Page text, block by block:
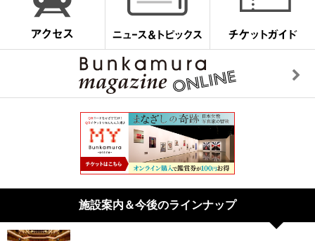
施設案内＆今後のラインナップ